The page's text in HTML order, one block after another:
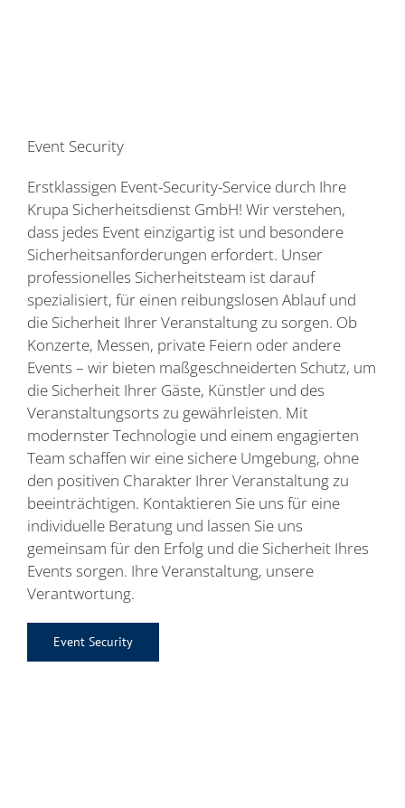
Event Security
Erstklassigen Event-Security-Service durch Ihre
Krupa Sicherheitsdienst GmbH! Wir verstehen,
dass jedes Event einzigartig ist und besondere
Sicherheitsanforderungen erfordert. Unser
professionelles Sicherheitsteam ist darauf
spezialisiert, für einen reibungslosen Ablauf und
die Sicherheit Ihrer Veranstaltung zu sorgen. Ob
Konzerte, Messen, private Feiern oder andere
Events – wir bieten maßgeschneiderten Schutz, um
die Sicherheit Ihrer Gäste, Künstler und des
Veranstaltungsorts zu gewährleisten. Mit
modernster Technologie und einem engagierten
Team schaffen wir eine sichere Umgebung, ohne
den positiven Charakter Ihrer Veranstaltung zu
beeinträchtigen. Kontaktieren Sie uns für eine
individuelle Beratung und lassen Sie uns
gemeinsam für den Erfolg und die Sicherheit Ihres
Events sorgen. Ihre Veranstaltung, unsere
Verantwortung.
Event Security